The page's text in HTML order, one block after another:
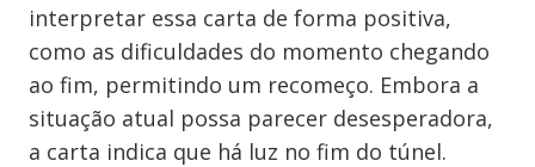
interpretar essa carta de forma positiva,
como as dificuldades do momento chegando
ao fim, permitindo um recomeço. Embora a
situação atual possa parecer desesperadora,
a carta indica que há luz no fim do túnel.